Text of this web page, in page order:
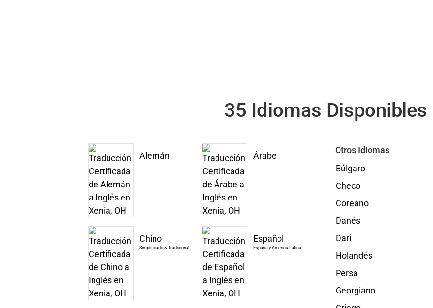
35 Idiomas Disponibles
Alemán Árabe
Chino
Simplificado & Tradicional
Español
España y América Latina
Otros Idiomas
Búlgaro
Checo
Coreano
Danés
Dari
Holandés
Persa
Georgiano